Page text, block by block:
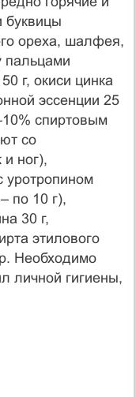
буквицы
ореха, шалфея,
пальцами
г, окиси цинка
эссенции 25
спиртовым
со
ног),
уротропином
по 10 г),
30 г,
этилового
Необходимо
личной гигиены,